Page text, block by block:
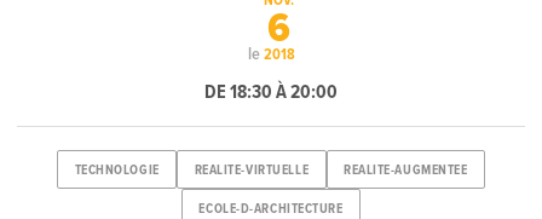
le 6
2018
DE 18:30 À 20:00
TECHNOLOGIE REALITE-VIRTUELLE REALITE-AUGMENTEE
ECOLE-D-ARCHITECTURE